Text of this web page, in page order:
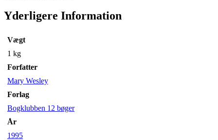
Yderligere Information
Vægt
1 kg
Forfatter
Mary Wesley
Forlag
Bogklubben 12 bøger
År
1995